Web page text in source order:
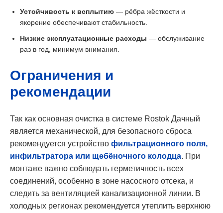
Устойчивость к всплытию — рёбра жёсткости и
якорение обеспечивают стабильность.
Низкие эксплуатационные расходы — обслуживание
раз в год, минимум внимания.
Ограничения и
рекомендации
Так как основная очистка в системе Rostok Дачный
является механической, для безопасного сброса
рекомендуется устройство фильтрационного поля,
инфильтратора или щебёночного колодца. При
монтаже важно соблюдать герметичность всех
соединений, особенно в зоне насосного отсека, и
следить за вентиляцией канализационной линии. В
холодных регионах рекомендуется утеплить верхнюю